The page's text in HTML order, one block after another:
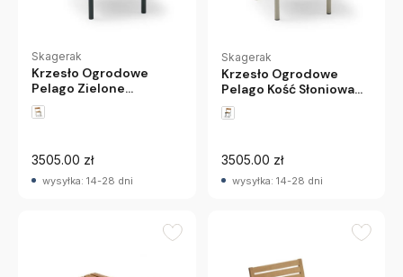
Skagerak
Krzesło Ogrodowe
Pelago Zielone
Skagerak
3505.00 zł
wysyłka: 14-28 dni
Skagerak
Krzesło Ogrodowe
Pelago Kość Słoniowa
Skagerak
3505.00 zł
wysyłka: 14-28 dni